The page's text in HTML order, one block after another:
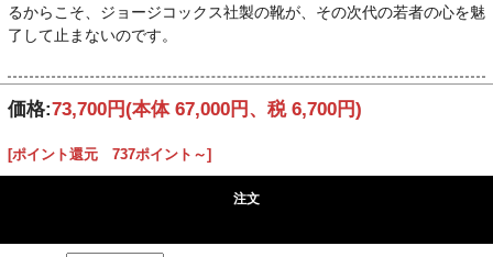
るからこそ、ジョージコックス社製の靴が、その次代の若者の心を魅
了して止まないのです。
価格:73,700円(本体 67,000円、税 6,700円)
[ポイント還元 737ポイント～]
注文